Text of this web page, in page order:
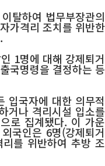
탈하여 법무부장관의
가격리 조치를 위반한
1명에 대해 강제퇴거
국명령을 결정하는 등
입국자에 대한 의무적
거나 격리시설 입소를
로 집계됐다. 이 가운
국인은 6명(강제퇴거
를 위반하여 추방 조